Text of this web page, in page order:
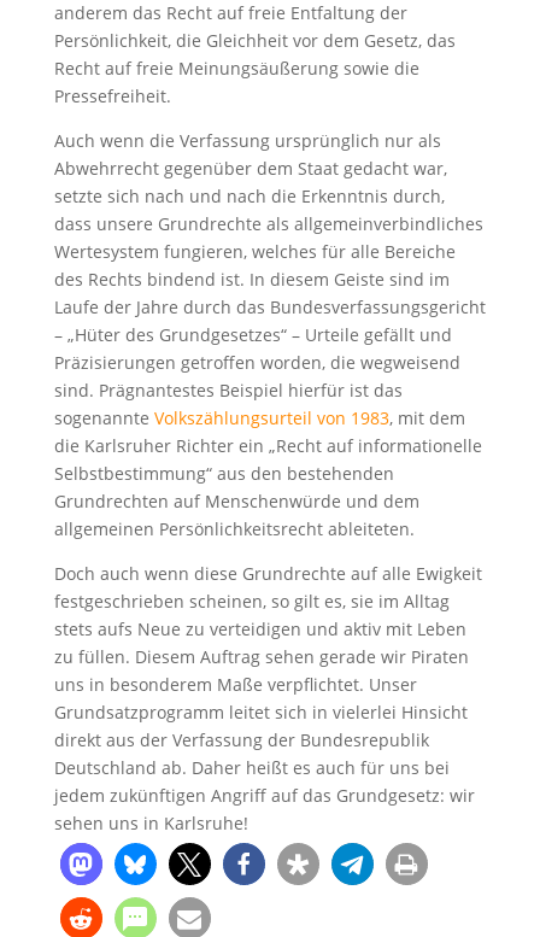
anderem das Recht auf freie Entfaltung der
Persönlichkeit, die Gleichheit vor dem Gesetz, das
Recht auf freie Meinungsäußerung sowie die
Pressefreiheit.
Auch wenn die Verfassung ursprünglich nur als
Abwehrrecht gegenüber dem Staat gedacht war,
setzte sich nach und nach die Erkenntnis durch,
dass unsere Grundrechte als allgemeinverbindliches
Wertesystem fungieren, welches für alle Bereiche
des Rechts bindend ist. In diesem Geiste sind im
Laufe der Jahre durch das Bundesverfassungsgericht
– „Hüter des Grundgesetzes“ – Urteile gefällt und
Präzisierungen getroffen worden, die wegweisend
sind. Prägnantestes Beispiel hierfür ist das
sogenannte Volkszählungsurteil von 1983, mit dem
die Karlsruher Richter ein „Recht auf informationelle
Selbstbestimmung“ aus den bestehenden
Grundrechten auf Menschenwürde und dem
allgemeinen Persönlichkeitsrecht ableiteten.
Doch auch wenn diese Grundrechte auf alle Ewigkeit
festgeschrieben scheinen, so gilt es, sie im Alltag
stets aufs Neue zu verteidigen und aktiv mit Leben
zu füllen. Diesem Auftrag sehen gerade wir Piraten
uns in besonderem Maße verpflichtet. Unser
Grundsatzprogramm leitet sich in vielerlei Hinsicht
direkt aus der Verfassung der Bundesrepublik
Deutschland ab. Daher heißt es auch für uns bei
jedem zukünftigen Angriff auf das Grundgesetz: wir
sehen uns in Karlsruhe!